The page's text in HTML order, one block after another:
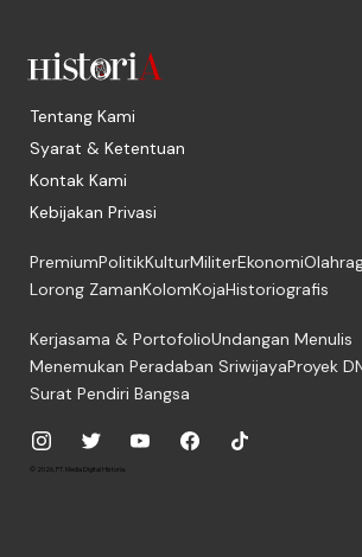
Tentang Kami
Syarat & Ketentuan
Kontak Kami
Kebijakan Privasi
PremiumPolitikKulturMiliterEkonomi
Lorong ZamanKolomKojaHistoriografis
Kerjasama & PortofolioUndangan Menulis
Menemukan Peradaban SriwijayaProyek
Surat Pendiri Bangsa
© 2026, PT. Media Digital Historia.